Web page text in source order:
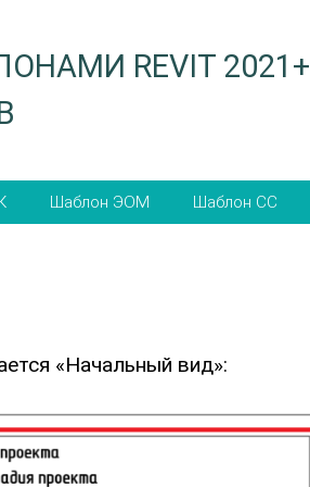
REVIT 2021+
Шаблон Шаблон
«Начальный вид»: